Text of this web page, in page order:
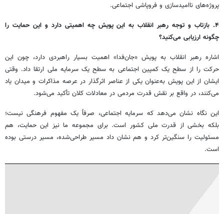
پروژه‌های ناامیدسازی و فروپاشی اجتماعی.
۴. بازتاب و توجه رهبر انقلاب به این پویش چه اهمیتی دارد و این حمایت را
چگونه ارزیابی می‌کنید؟
اشاره رهبر انقلاب به پویش «جان‌فدا» اهمیت بسیار راهبردی دارد، چون این
حرکت را از سطح یک کمپین اجتماعی به سطح یک سرمایه ملی ارتقا داد. وقتی
ایشان از این پویش به‌عنوان یکی از عناصر اثرگذار در عرصه مذاکرات و میدان یاد
می‌کنند، در واقع بر نقش قدرت مردمی در معادلات کلان تأکید می‌شود.
این نگاه نشان می‌دهد که سرمایه اجتماعی، صرفاً یک مفهوم فرهنگی نیست؛
بلکه بخشی از قدرت ملی کشور است. برای مجموعه ما نیز این حمایت، هم
مسئولیت را سنگین‌تر کرد و هم نشان داد مسیر طراحی‌شده، مسیر درستی بوده
است.